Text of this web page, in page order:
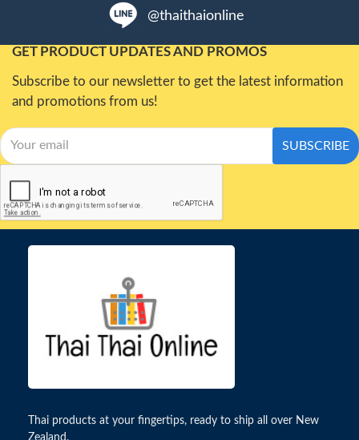
@thaithaionline
GET PRODUCT UPDATES AND PROMOS
Subscribe to our newsletter to get the latest information
and promotions from us!
SUBSCRIBE
Thai products at your fingertips, ready to ship all over New